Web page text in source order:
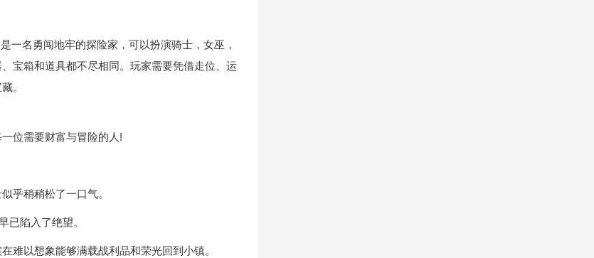
名勇闯地牢的探险家，可以扮演骑士，女巫，
宝箱和道具都不尽相同。玩家需要凭借走位、运
。
位需要财富与冒险的人!
乎稍稍松了一口气。
陷入了绝望。
以想象能够满载战利品和荣光回到小镇。